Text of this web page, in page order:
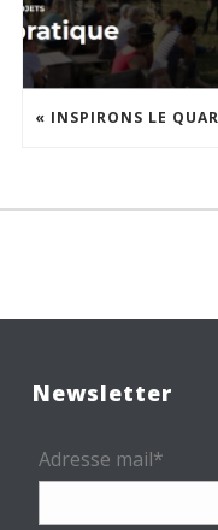
Newsletter
Adresse mail*